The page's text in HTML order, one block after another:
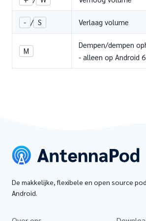
- / S Verlaag volume
M
Dempen/dempen
- alleen op Android
De makkelijke, flexibele en open source
Android.